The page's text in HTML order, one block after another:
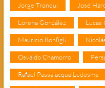
Jorge Tronqui José
Lorena González Lucas
Mauricio Bonfigli
Osvaldo Chamorro
Rafael Passalacqua Ledesma